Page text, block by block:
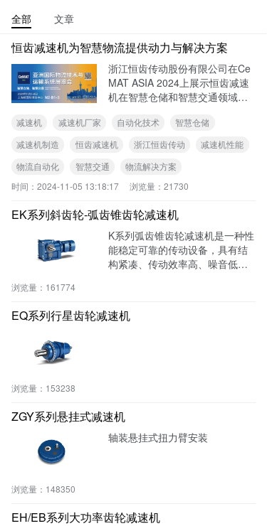
全部 文章
恒齿减速机为智慧物流提供动力与解决方案
浙江恒齿传动股份有限公司在Ce
MAT ASIA 2024上展示恒齿减速
机在智慧仓储和智慧交通领域的
效、精准控制及智能化监控系
统，提升仓储效率并保障了设备
安全。也成为智慧交通领域的重
要动力源，适应多变的工作环
境，确保交通安全。
减速机 减速机厂家 自动化技术
智慧仓储
减速机制造
恒齿减速机 浙江恒齿传动
减速机性能
物流自动化
智慧交通
物流解决方案
时间： 2024-11-05 13:18:17 浏览量： 21730
EK系列斜齿轮-弧齿锥齿轮减速机
K系列弧齿锥齿轮减速机是一种性
能稳定可靠的传动设备，具有结
构紧凑、传动效率高、噪音低、
减少能量损耗。适用于各种工业
浏览量： 161774
EQ系列行星齿轮减速机
浏览量： 153238
ZGY系列悬挂式减速机
轴装悬挂式扭力臂安装
浏览量： 148350
EH/EB系列大功率齿轮减速机